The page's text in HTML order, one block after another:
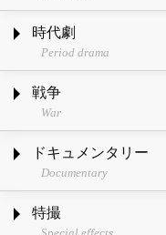
時代劇
Period drama
戦争
War
ドキュメンタリー
Documentary
特撮
Special effects